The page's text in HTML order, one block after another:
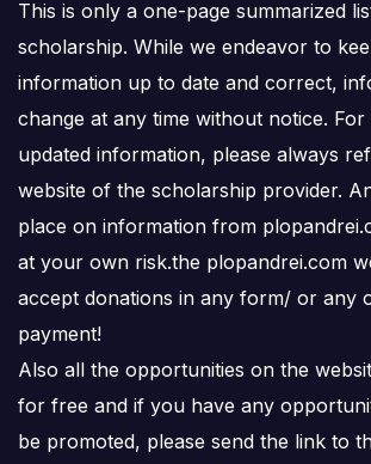
This is only a one-page summarized
scholarship. While we endeavor to
information up to date and correct,
change at any time without notice.
updated information, please always
website of the scholarship provider.
place on information from
at your own risk.the plopandrei.com
accept donations in any form/ or any
payment!
Also all the opportunities on the
for free and if you have any
be promoted, please send the link to